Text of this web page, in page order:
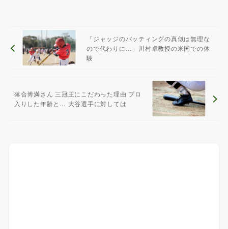
「ジャッジのバッティングの真似は無理な
ので代わりに…」川村卓教授の米国での体
験
落合博満さん 三冠王にこだわった理由 プロ
入りした年齢と… 大谷選手に対しては